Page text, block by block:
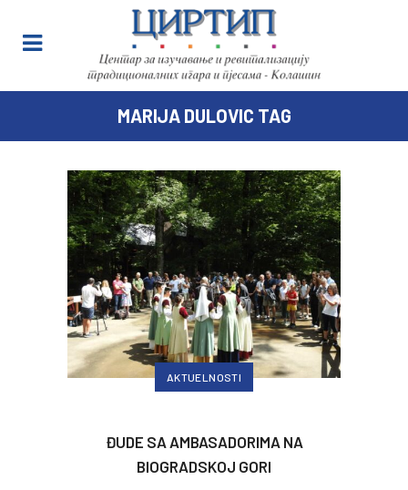
MARIJA DULOVIC TAG
AKTUELNOSTI
ĐUDE SA AMBASADORIMA NA
BIOGRADSKOJ GORI